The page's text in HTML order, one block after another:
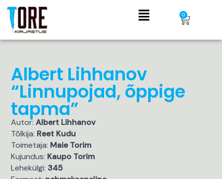
Skip
content
Menu 0 Cart
Albert Lihhanov
“Linnupojad, õppige
tapma”
Autor:Albert Lihhanov
Tõlkija: Reet Kudu
Toimetaja: Maie Torim
Kujundus: Kaupo Torim
Lehekülgi: 345